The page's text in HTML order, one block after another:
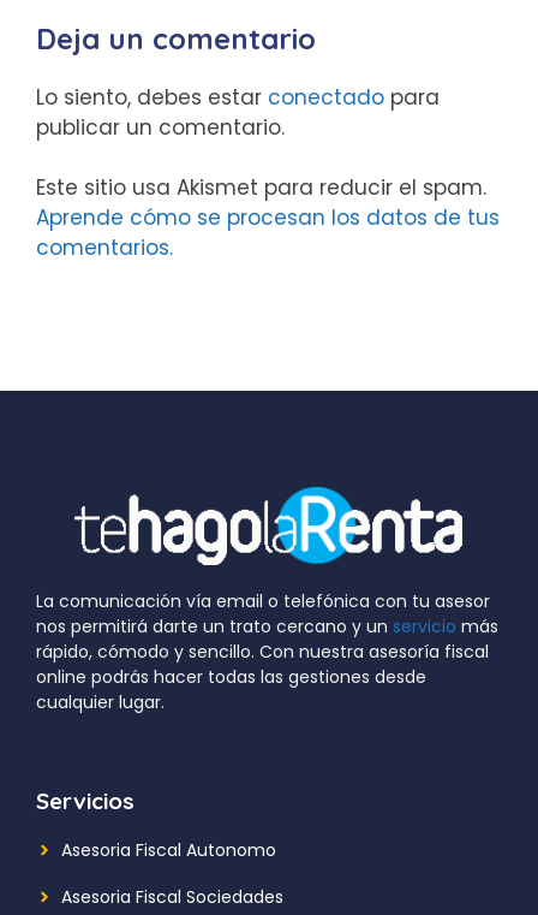
Deja un comentario
Lo siento, debes estar conectado para
publicar un comentario.
Este sitio usa Akismet para reducir el spam.
Aprende cómo se procesan los datos de tus
comentarios.
La comunicación vía email o telefónica con tu asesor
nos permitirá darte un trato cercano y un servicio más
rápido, cómodo y sencillo. Con nuestra asesoría fiscal
online podrás hacer todas las gestiones desde
cualquier lugar.
Servicios
Asesoria Fiscal Autonomo
Asesoria Fiscal Sociedades